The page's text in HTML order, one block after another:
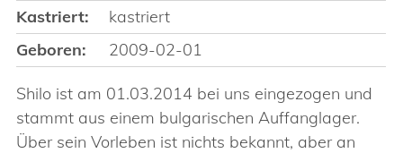
Kastriert:
kastriert
Geboren:
2009-02-01
Shilo ist am 01.03.2014 bei uns eingezogen und
stammt aus einem bulgarischen Auffanglager.
Über sein Vorleben ist nichts bekannt, aber an